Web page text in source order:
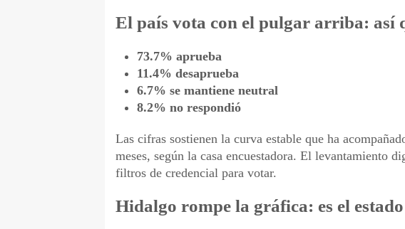
El país vota con el pulgar arriba: así
73.7% aprueba
11.4% desaprueba
6.7% se mantiene neutral
8.2% no respondió
Las cifras sostienen la curva estable que ha
meses, según la casa encuestadora. El levantamiento
filtros de credencial para votar.
Hidalgo rompe la gráfica: es el